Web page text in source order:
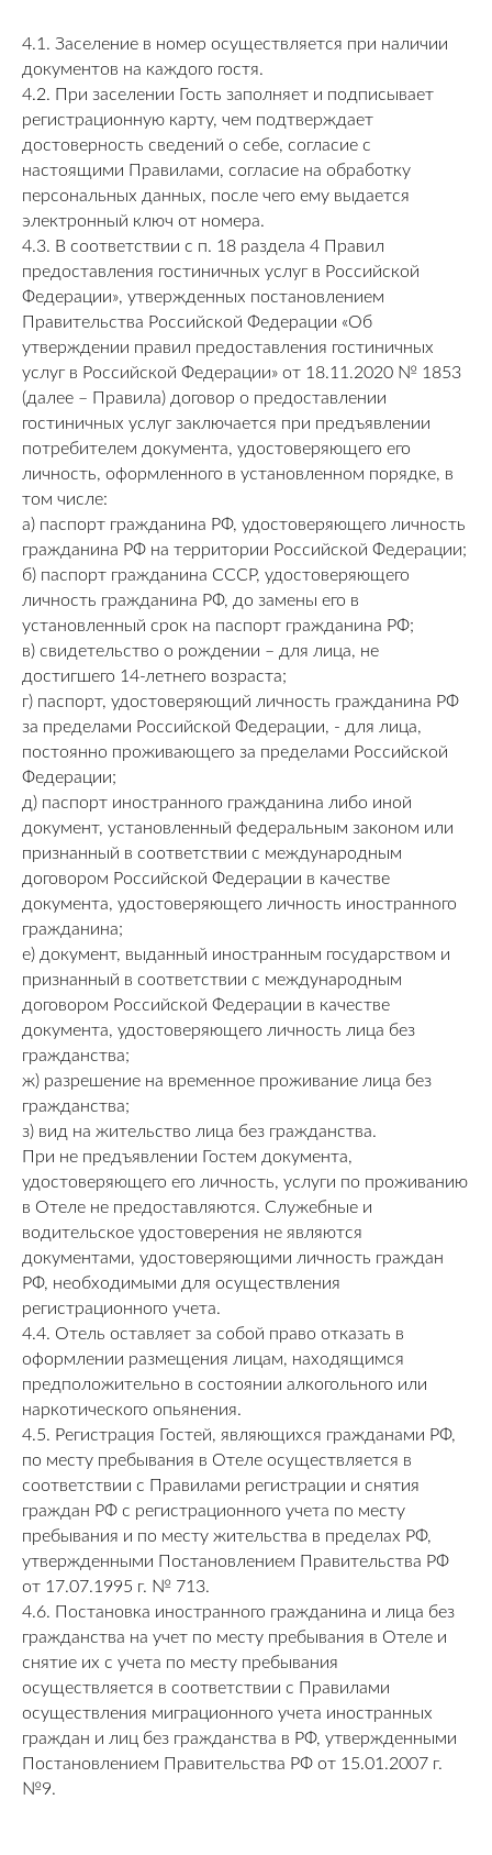
4.1. Заселение в номер осуществляется при наличии
документов на каждого гостя.
4.2. При заселении Гость заполняет и подписывает
регистрационную карту, чем подтверждает
достоверность сведений о себе, согласие с
настоящими Правилами, согласие на обработку
персональных данных, после чего ему выдается
электронный ключ от номера.
4.3. В соответствии с п. 18 раздела 4 Правил
предоставления гостиничных услуг в Российской
Федерации», утвержденных постановлением
Правительства Российской Федерации «Об
утверждении правил предоставления гостиничных
услуг в Российской Федерации» от 18.11.2020 № 1853
(далее – Правила) договор о предоставлении
гостиничных услуг заключается при предъявлении
потребителем документа, удостоверяющего его
личность, оформленного в установленном порядке, в
том числе:
а) паспорт гражданина РФ, удостоверяющего личность
гражданина РФ на территории Российской Федерации;
б) паспорт гражданина СССР, удостоверяющего
личность гражданина РФ, до замены его в
установленный срок на паспорт гражданина РФ;
в) свидетельство о рождении – для лица, не
достигшего 14-летнего возраста;
г) паспорт, удостоверяющий личность гражданина РФ
за пределами Российской Федерации, - для лица,
постоянно проживающего за пределами Российской
Федерации;
д) паспорт иностранного гражданина либо иной
документ, установленный федеральным законом или
признанный в соответствии с международным
договором Российской Федерации в качестве
документа, удостоверяющего личность иностранного
гражданина;
е) документ, выданный иностранным государством и
признанный в соответствии с международным
договором Российской Федерации в качестве
документа, удостоверяющего личность лица без
гражданства;
ж) разрешение на временное проживание лица без
гражданства;
з) вид на жительство лица без гражданства.
При не предъявлении Гостем документа,
удостоверяющего его личность, услуги по проживанию
в Отеле не предоставляются. Служебные и
водительское удостоверения не являются
документами, удостоверяющими личность граждан
РФ, необходимыми для осуществления
регистрационного учета.
4.4. Отель оставляет за собой право отказать в
оформлении размещения лицам, находящимся
предположительно в состоянии алкогольного или
наркотического опьянения.
4.5. Регистрация Гостей, являющихся гражданами РФ,
по месту пребывания в Отеле осуществляется в
соответствии с Правилами регистрации и снятия
граждан РФ с регистрационного учета по месту
пребывания и по месту жительства в пределах РФ,
утвержденными Постановлением Правительства РФ
от 17.07.1995 г. № 713.
4.6. Постановка иностранного гражданина и лица без
гражданства на учет по месту пребывания в Отеле и
снятие их с учета по месту пребывания
осуществляется в соответствии с Правилами
осуществления миграционного учета иностранных
граждан и лиц без гражданства в РФ, утвержденными
Постановлением Правительства РФ от 15.01.2007 г.
№9.